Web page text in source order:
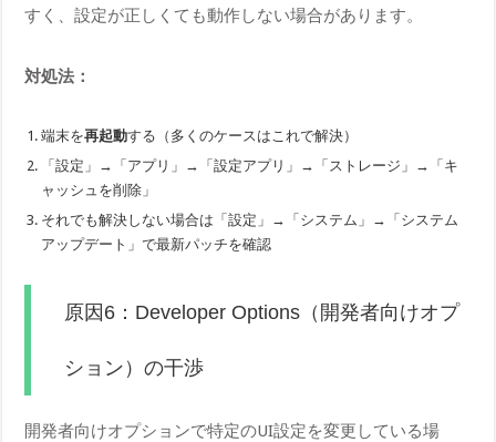
すく、設定が正しくても動作しない場合があります。
対処法：
端末を再起動する（多くのケースはこれで解決）
「設定」→「アプリ」→「設定アプリ」→「ストレージ」→「キ
ャッシュを削除」
それでも解決しない場合は「設定」→「システム」→「システム
アップデート」で最新パッチを確認
原因6：Developer Options（開発者向けオプ
ション）の干渉
開発者向けオプションで特定のUI設定を変更している場